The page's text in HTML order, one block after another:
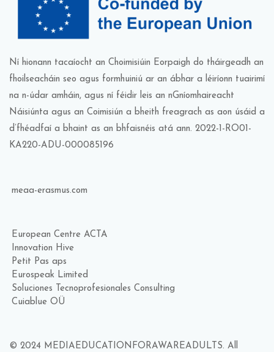
Ní hionann tacaíocht an Choimisiúin Eorpaigh do tháirgeadh an
fhoilseacháin seo agus formhuiniú ar an ábhar a léiríonn tuairimí
na n-údar amháin, agus ní féidir leis an nGníomhaireacht
Náisiúnta agus an Coimisiún a bheith freagrach as aon úsáid a
d’fhéadfaí a bhaint as an bhfaisnéis atá ann. 2022-1-RO01-
KA220-ADU-000085196
meaa-erasmus.com
European Centre ACTA
Innovation Hive
Petit Pas aps
Eurospeak Limited
Soluciones Tecnoprofesionales Consulting
Cuiablue OÜ
© 2024 MEDIAEDUCATIONFORAWAREADULTS. All